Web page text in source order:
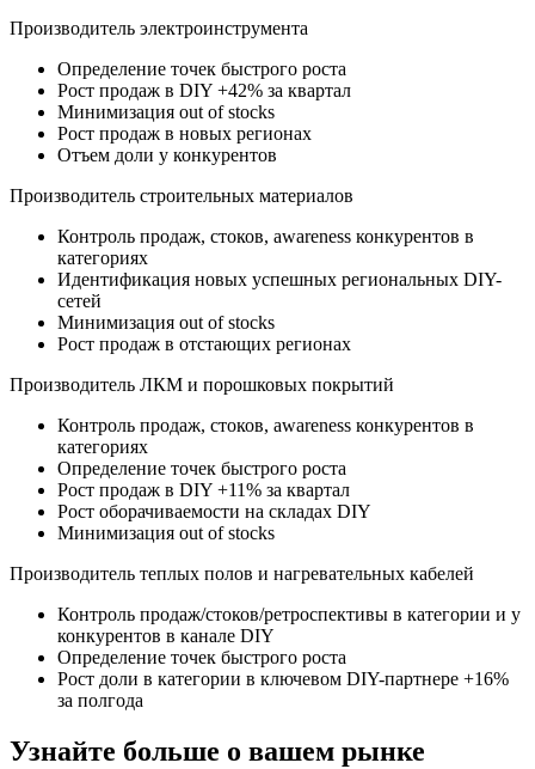
Производитель электроинструмента
Определение точек быстрого роста
Рост продаж в DIY +42% за квартал
Минимизация out of stocks
Рост продаж в новых регионах
Отъем доли у конкурентов
Производитель строительных материалов
Контроль продаж, стоков, awareness конкурентов в
категориях
Идентификация новых успешных региональных DIY-
сетей
Минимизация out of stocks
Рост продаж в отстающих регионах
Производитель ЛКМ и порошковых покрытий
Контроль продаж, стоков, awareness конкурентов в
категориях
Определение точек быстрого роста
Рост продаж в DIY +11% за квартал
Рост оборачиваемости на складах DIY
Минимизация out of stocks
Производитель теплых полов и нагревательных кабелей
Контроль продаж/стоков/ретроспективы в категории и у
конкурентов в канале DIY
Определение точек быстрого роста
Рост доли в категории в ключевом DIY-партнере +16%
за полгода
Узнайте больше о вашем рынке